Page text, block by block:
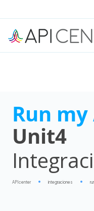
Run
Unit4
APIcenter integraciones